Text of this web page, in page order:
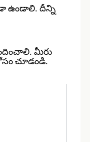
ఉండాలి. దీన్ని
మీరు
చూడండి.